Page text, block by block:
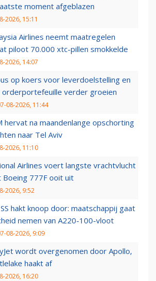
moment afgeblazen
2026, 15:11
Airlines neemt maatregelen
piloot 70.000 xtc-pillen smokkelde
2026, 14:07
op koers voor leverdoelstelling en
orderportefeuille verder groeien
08-2026, 11:44
hervat na maandenlange opschorting
naar Tel Aviv
2026, 11:10
Airlines voert langste vrachtvlucht
Boeing 777F ooit uit
2026, 9:52
hakt knoop door: maatschappij gaat
nemen van A220-100-vloot
08-2026, 9:09
wordt overgenomen door Apollo,
haakt af
2026, 16:20